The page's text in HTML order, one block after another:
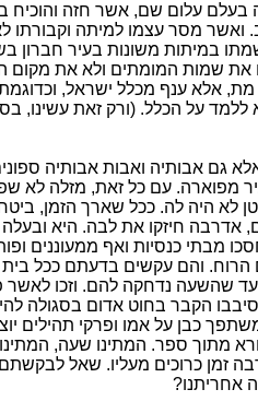
עלום שם, אשר חזה והוכיח
ואשר מסר עצמו למיתה וקבורתו
במיתות משונות בעיר חברון
את שמות המומתים ולא את מקום
אלא ענף מכלל ישראל,
ללמד על הכלל. (ורק זאת עשינו,
גם אבותיה ואבות אבותיה
מפוארה. עם כל זאת, מזלה לא
לא היה לה. ככל שארך הזמן,
אדרבה חיזקו את לבה. היא
מבתי כנסיות ואף ממעוננים
הרוח. והם עקשים בדעתם ככל
שהשעה נדחקה להם. וזכו לאשר
הקבר בחוט אדום בסגולה
כבן על אמו ופרקי תהילים
מתוך ספר. המתינו שעה,
זמן כרוכים מעליו. שאל לבקשתם,
אחריתנו?